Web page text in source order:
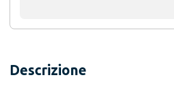
Descrizione